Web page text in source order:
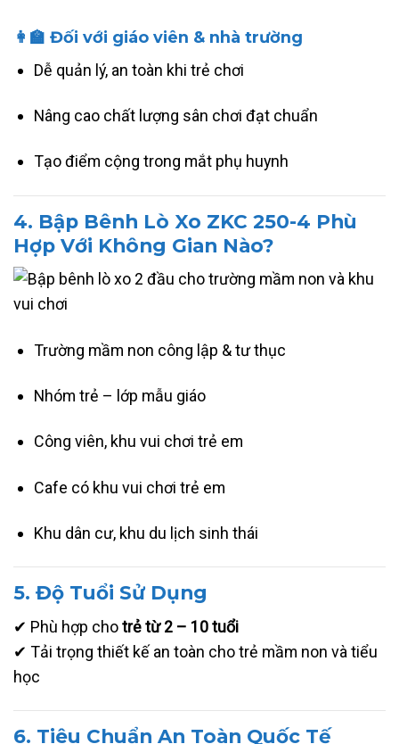
👩‍🏫 Đối với giáo viên & nhà trường
Dễ quản lý, an toàn khi trẻ chơi
Nâng cao chất lượng sân chơi đạt chuẩn
Tạo điểm cộng trong mắt phụ huynh
4. Bập Bênh Lò Xo ZKC 250-4 Phù
Hợp Với Không Gian Nào?
Trường mầm non công lập & tư thục
Nhóm trẻ – lớp mẫu giáo
Công viên, khu vui chơi trẻ em
Cafe có khu vui chơi trẻ em
Khu dân cư, khu du lịch sinh thái
5. Độ Tuổi Sử Dụng
✔ Phù hợp chotrẻ từ 2 – 10 tuổi
✔ Tải trọng thiết kế an toàn cho trẻ mầm non và tiểu
học
6. Tiêu Chuẩn An Toàn Quốc Tế